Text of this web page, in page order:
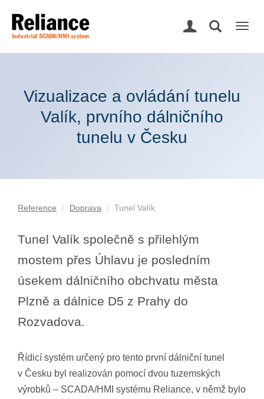
Vizualizace a ovládání tunelu
Valík, prvního dálničního
tunelu v Česku
Reference Doprava Tunel Valík
Tunel Valík společně s přilehlým
mostem přes Úhlavu je posledním
úsekem dálničního obchvatu města
Plzně a dálnice D5 z Prahy do
Rozvadova.
Řídicí systém určený pro tento první dálniční tunel
v Česku byl realizován pomocí dvou tuzemských
výrobků – SCADA/HMI systému Reliance, v němž bylo